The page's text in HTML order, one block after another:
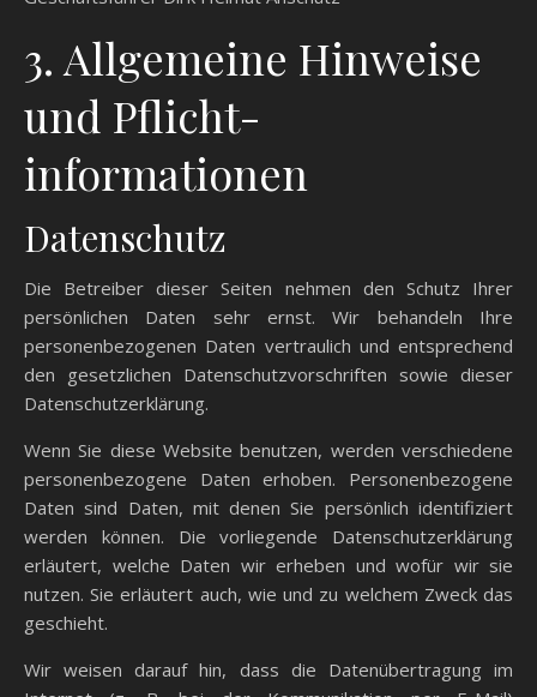
3. Allgemeine Hinweise
und Pflicht­
informationen
Datenschutz
Die Betreiber dieser Seiten nehmen den Schutz Ihrer
persönlichen Daten sehr ernst. Wir behandeln Ihre
personenbezogenen Daten vertraulich und entsprechend
den gesetzlichen Datenschutzvorschriften sowie dieser
Datenschutzerklärung.
Wenn Sie diese Website benutzen, werden verschiedene
personenbezogene Daten erhoben. Personenbezogene
Daten sind Daten, mit denen Sie persönlich identifiziert
werden können. Die vorliegende Datenschutzerklärung
erläutert, welche Daten wir erheben und wofür wir sie
nutzen. Sie erläutert auch, wie und zu welchem Zweck das
geschieht.
Wir weisen darauf hin, dass die Datenübertragung im